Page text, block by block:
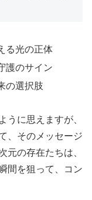
る光の正体
護のサイン
の選択肢
うに思えますが、
、そのメッセージ
元の存在たちは、
間を狙って、コン